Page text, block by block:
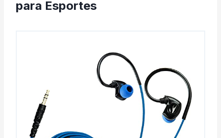
para Esportes